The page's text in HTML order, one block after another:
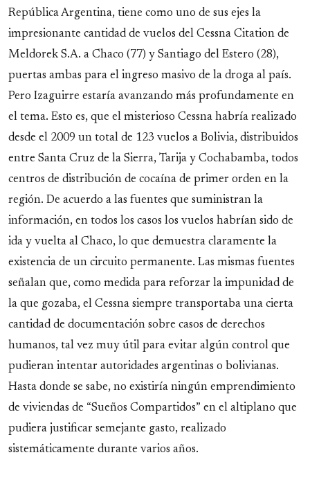
República Argentina, tiene como uno de sus ejes la
impresionante cantidad de vuelos del Cessna Citation de
Meldorek S.A. a Chaco (77) y Santiago del Estero (28),
puertas ambas para el ingreso masivo de la droga al país.
Pero Izaguirre estaría avanzando más profundamente en
el tema. Esto es, que el misterioso Cessna habría realizado
desde el 2009 un total de 123 vuelos a Bolivia, distribuidos
entre Santa Cruz de la Sierra, Tarija y Cochabamba, todos
centros de distribución de cocaína de primer orden en la
región. De acuerdo a las fuentes que suministran la
información, en todos los casos los vuelos habrían sido de
ida y vuelta al Chaco, lo que demuestra claramente la
existencia de un circuito permanente. Las mismas fuentes
señalan que, como medida para reforzar la impunidad de
la que gozaba, el Cessna siempre transportaba una cierta
cantidad de documentación sobre casos de derechos
humanos, tal vez muy útil para evitar algún control que
pudieran intentar autoridades argentinas o bolivianas.
Hasta donde se sabe, no existiría ningún emprendimiento
de viviendas de “Sueños Compartidos” en el altiplano que
pudiera justificar semejante gasto, realizado
sistemáticamente durante varios años.